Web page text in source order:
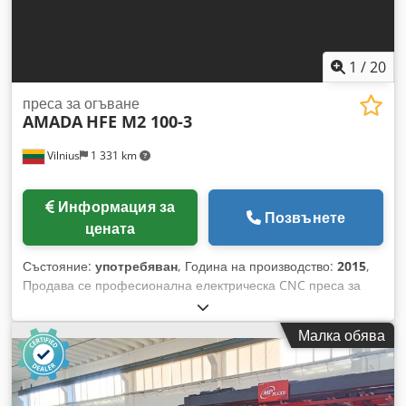
1 /20
Vilnius 1 331 km
преса за огъване
AMADA HFE M2 100-3
Информация за
цената
Позвънете
Състояние: употребяван, Година на производство: 2015,
Продава се професионална електрическа CNC преса за
огъване AMADA HFE M2 100-3. Работи много тихо
благодарение на електрическото задвижване. Машината е
в напълно работещо състояние и е редовно поддържана от
сервиз на Amada. Възможен е оглед и тестване.
Dsdpfozrwc Dox Abzock Машината се продава без
инструменти. Можем да предложим нови инструменти,
Малка обява